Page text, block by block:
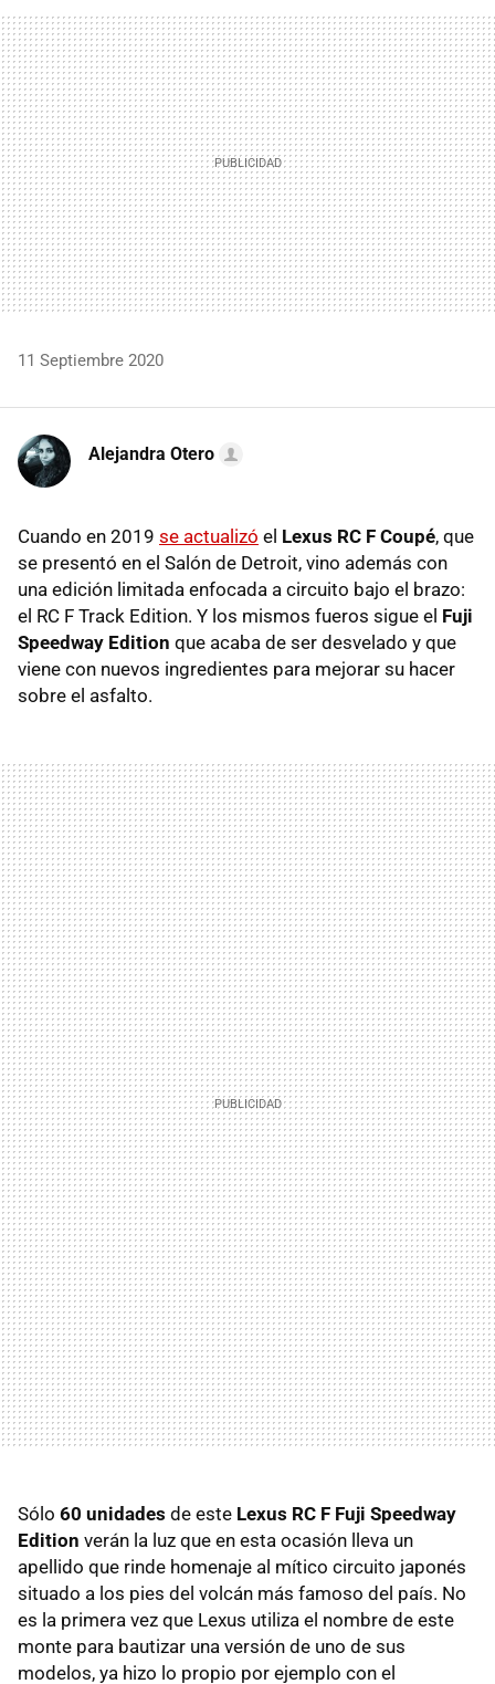
MAIL
11 Septiembre 2020
Alejandra Otero
Cuando en 2019 se actualizó el Lexus RC F Coupé, que
se presentó en el Salón de Detroit, vino además con
una edición limitada enfocada a circuito bajo el brazo:
el RC F Track Edition. Y los mismos fueros sigue el Fuji
Speedway Edition que acaba de ser desvelado y que
viene con nuevos ingredientes para mejorar su hacer
sobre el asfalto.
Sólo 60 unidades de este Lexus RC F Fuji Speedway
Edition verán la luz que en esta ocasión lleva un
apellido que rinde homenaje al mítico circuito japonés
situado a los pies del volcán más famoso del país. No
es la primera vez que Lexus utiliza el nombre de este
monte para bautizar una versión de uno de sus
modelos, ya hizo lo propio por ejemplo con el